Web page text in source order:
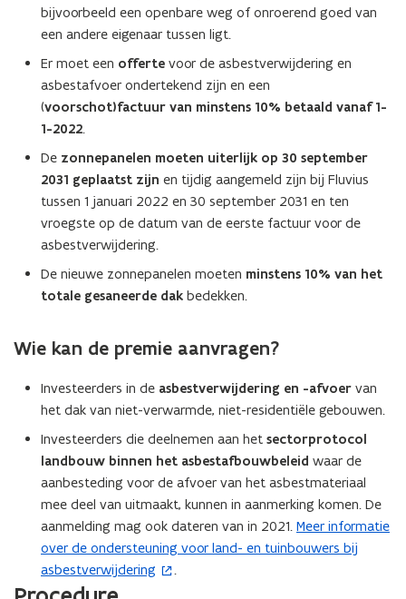
bijvoorbeeld een openbare weg of onroerend goed van
een andere eigenaar tussen ligt.
Er moet een offerte voor de asbestverwijdering en
asbestafvoer ondertekend zijn en een
(voorschot)factuur van minstens 10% betaald vanaf1-
1-2022.
De zonnepanelen moeten uiterlijk op 30 september
2031 geplaatst zijn en tijdig aangemeld zijn bij Fluvius
tussen 1 januari 2022 en 30 september 2031 en ten
vroegste op de datum van de eerste factuur voor de
asbestverwijdering.
De nieuwe zonnepanelen moeten minstens 10% van het
totale gesaneerde dak bedekken.
Wie kan de premie aanvragen?
Investeerders in de asbestverwijdering en -afvoer van
het dak van niet-verwarmde, niet-residentiële gebouwen.
Investeerders die deelnemen aan het sectorprotocol
landbouw binnen het asbestafbouwbeleid waar de
aanbesteding voor de afvoer van het asbestmateriaal
mee deel van uitmaakt, kunnen in aanmerking komen. De
aanmelding mag ook dateren van in 2021. Meer informatie
over de ondersteuning voor land- en tuinbouwers bij
asbestverwijdering
(
o
.